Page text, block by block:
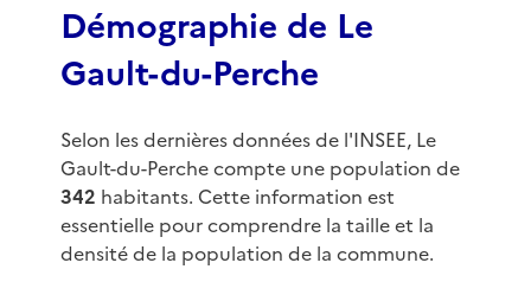
Démographie de Le
Gault-du-Perche
Selon les dernières données de l'INSEE, Le
Gault-du-Perche compte une population de
342 habitants. Cette information est
essentielle pour comprendre la taille et la
densité de la population de la commune.